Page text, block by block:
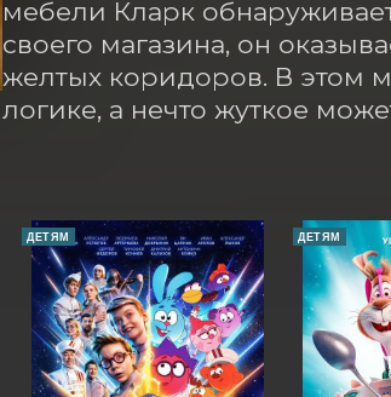
мебели Кларк
своего магазина, он
желтых коридоров. В этом
логике, а нечто жуткое
ДЕТЯМ ДЕТЯМ